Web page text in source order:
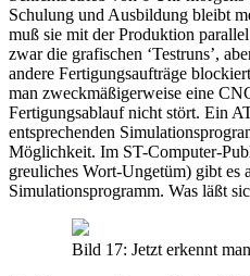
Schulung und Ausbildung bleibt
muß sie mit der Produktion
zwar die grafischen ‘Testruns’,
andere Fertigungsaufträge
man zweckmäßigerweise eine
Fertigungsablauf nicht stört. Ein
entsprechenden
Möglichkeit. Im ST-Computer-
greuliches Wort-Ungetüm) gibt
Simulationsprogramm. Was läßt
Bild 17: Jetzt erkennt